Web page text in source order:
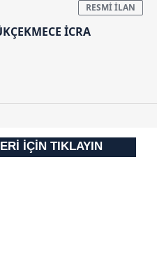
İCRA
İÇİN TIKLAYIN